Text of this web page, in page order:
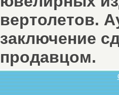
вертолетов.
заключение
продавцом.